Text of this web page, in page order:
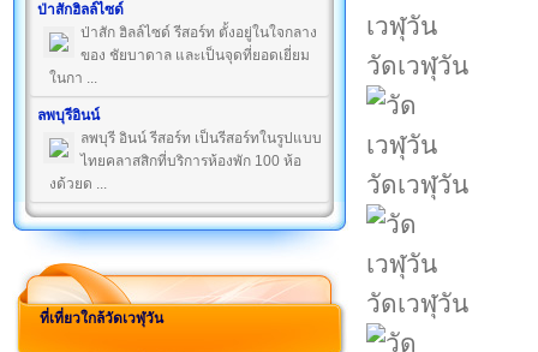
ป่าสักฮิลล์ไซด์
ป่าสัก ฮิลล์ไซด์ รีสอร์ท ตั้งอยู่ในใจกลาง
ของ ชัยบาดาล และเป็นจุดที่ยอดเยี่ยม
ในกา ...
ลพบุรีอินน์
ลพบุรี อินน์ รีสอร์ท เป็นรีสอร์ทในรูปแบบ
ไทยคลาสสิกที่บริการห้องพัก 100 ห้อ
งด้วยด ...
ที่เที่ยวใกล้วัดเวฬุวัน
วัดเวฬุวัน
วัดเวฬุวัน
วัดเวฬุวัน